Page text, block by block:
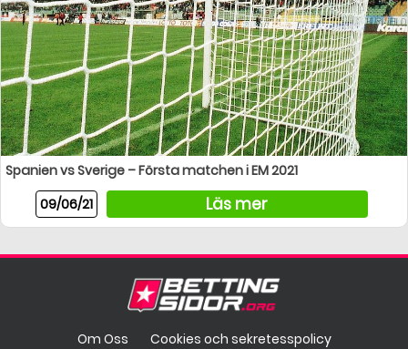
Spanien vs Sverige – Första matchen i EM 2021
09/06/21
Läs mer
Om Oss
Cookies och sekretesspolicy